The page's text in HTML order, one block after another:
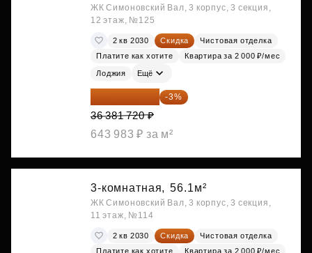
ЖК Симоновский Вал, 3 корпус, 3 секция,
12 этаж, №125
2 кв 2030 Скидка
Чистовая отделка
Платите как хотите
Квартира за 2 000 ₽/мес
Лоджия Ещё
35 290 268 ₽ -3%
36 381 720 ₽
643 983 ₽ за м²
3-комнатная, 56.1м²
ЖК Симоновский Вал, 3 корпус, 3 секция,
11 этаж, №114
2 кв 2030 Скидка
Чистовая отделка
Платите как хотите
Квартира за 2 000 ₽/мес